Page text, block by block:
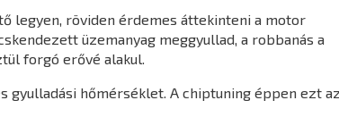
legyen, röviden érdemes áttekinteni a motor
üzemanyag meggyullad, a robbanás a
forgó erővé alakul.
gyulladási hőmérséklet. A chiptuning éppen ezt az